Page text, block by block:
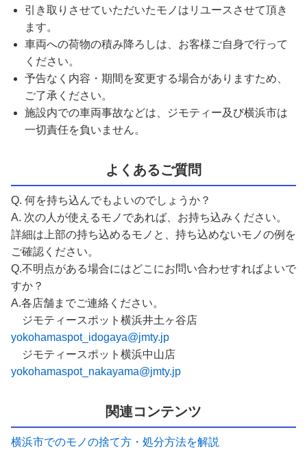
引き取りさせていただいたモノはリユースさせて頂き
ます。
車両への荷物の積み降ろしは、お客様ご自身で行って
ください。
予告なく内容・期間を変更する場合がありますため、
ご了承ください。
施設内での車両事故などは、ジモティー及び横浜市は
一切責任を負いません。
よくあるご質問
Q. 何を持ち込んでもよいのでしょうか？
A. 次の人が使えるモノであれば、お持ち込みください。
詳細は上部の持ち込めるモノと、持ち込めないモノの例を
ご確認ください。
Q.不明点がある場合にはどこにお問い合わせすればよいで
すか？
A.各店舗までご連絡ください。
ジモティースポット横浜井土ヶ谷店
yokohamaspot_idogaya@jmty.jp
ジモティースポット横浜中山店
yokohamaspot_nakayama@jmty.jp
関連コンテンツ
横浜市でのモノの捨て方・処分方法を解説